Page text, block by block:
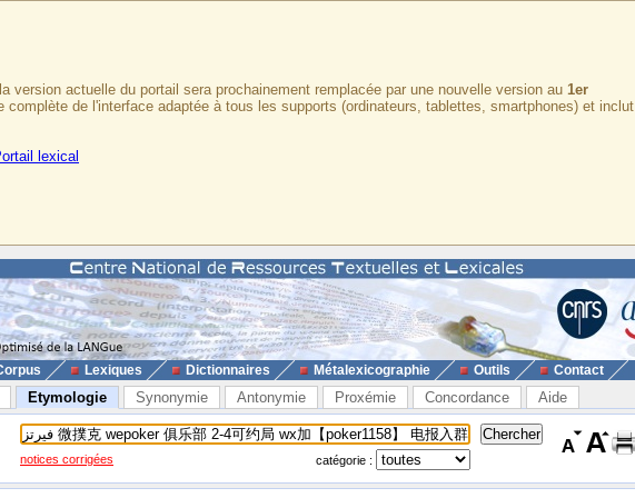
version actuelle du portail sera prochainement remplacée par une nouvelle version au 1er
complète de l'interface adaptée à tous les supports (ordinateurs, tablettes, smartphones) et inclut
lexical
Lexiques Dictionnaires Métalexicographie Outils Contact
Etymologie Synonymie Antonymie Proxémie Concordance Aide
notices corrigées catégorie :